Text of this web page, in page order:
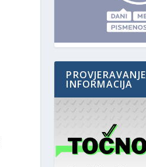
PROVJERAVANJE
INFORMACIJA